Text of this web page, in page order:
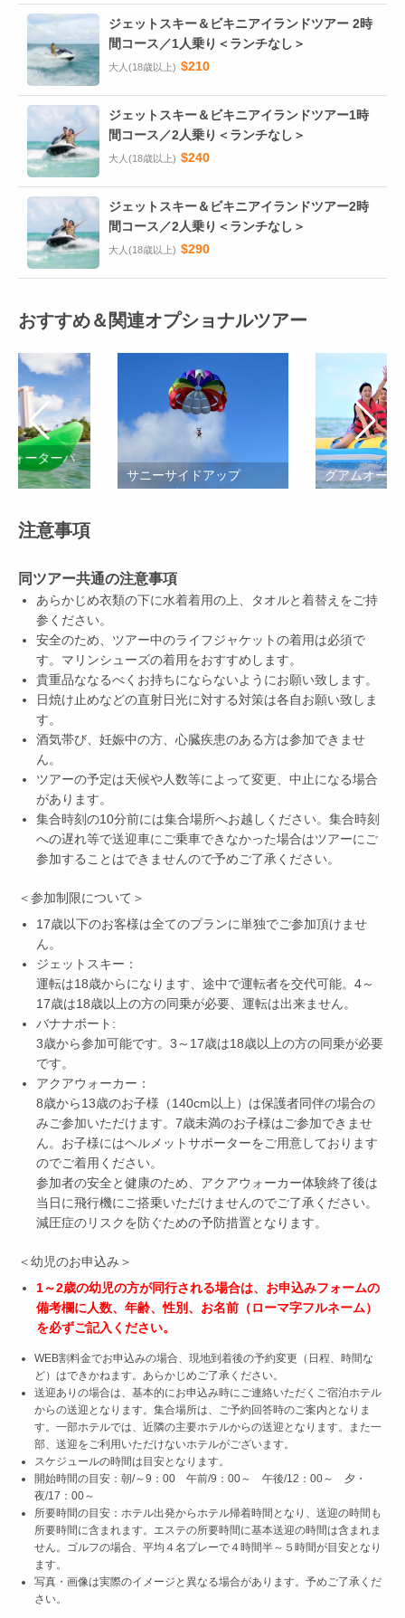
ジェットスキー＆ビキニアイランドツアー 2時
間コース／1人乗り＜ランチなし＞
大人(18歳以上) $210
ジェットスキー＆ビキニアイランドツアー1時
間コース／2人乗り＜ランチなし＞
大人(18歳以上) $240
ジェットスキー＆ビキニアイランドツアー2時
間コース／2人乗り＜ランチなし＞
大人(18歳以上) $290
おすすめ＆関連オプショナルツアー
ォーターパ
サニーサイドアップ
グアムオーシ
注意事項
同ツアー共通の注意事項
あらかじめ衣類の下に水着着用の上、タオルと着替えをご持
参ください。
安全のため、ツアー中のライフジャケットの着用は必須で
す。マリンシューズの着用をおすすめします。
貴重品ななるべくお持ちにならないようにお願い致します。
日焼け止めなどの直射日光に対する対策は各自お願い致しま
す。
酒気帯び、妊娠中の方、心臓疾患のある方は参加できませ
ん。
ツアーの予定は天候や人数等によって変更、中止になる場合
があります。
集合時刻の10分前には集合場所へお越しください。集合時刻
への遅れ等で送迎車にご乗車できなかった場合はツアーにご
参加することはできませんので予めご了承ください。
＜参加制限について＞
17歳以下のお客様は全てのプランに単独でご参加頂けませ
ん。
ジェットスキー：
運転は18歳からになります、途中で運転者を交代可能。4～
17歳は18歳以上の方の同乗が必要、運転は出来ません。
バナナボート:
3歳から参加可能です。3～17歳は18歳以上の方の同乗が必要
です。
アクアウォーカー：
8歳から13歳のお子様（140cm以上）は保護者同伴の場合の
みご参加いただけます。7歳未満のお子様はご参加できませ
ん。お子様にはヘルメットサポーターをご用意しております
のでご着用ください。
参加者の安全と健康のため、アクアウォーカー体験終了後は
当日に飛行機にご搭乗いただけませんのでご了承ください。
減圧症のリスクを防ぐための予防措置となります。
＜幼児のお申込み＞
1～2歳の幼児の方が同行される場合は、お申込みフォームの
備考欄に人数、年齢、性別、お名前（ローマ字フルネーム）
を必ずご記入ください。
WEB割料金でお申込みの場合、現地到着後の予約変更（日程、時間な
ど）はできかねます。あらかじめご了承ください。
送迎ありの場合は、基本的にお申込み時にご連絡いただくご宿泊ホテル
からの送迎となります。集合場所は、ご予約回答時のご案内となりま
す。一部ホテルでは、近隣の主要ホテルからの送迎となります。また一
部、送迎をご利用いただけないホテルがございます。
スケジュールの時間は目安となります。
開始時間の目安：朝/～9：00 午前/9：00～ 午後/12：00～ 夕・
夜/17：00～
所要時間の目安：ホテル出発からホテル帰着時間となり、送迎の時間も
所要時間に含まれます。エステの所要時間に基本送迎の時間は含まれま
せん。ゴルフの場合、平均４名プレーで４時間半～５時間が目安となり
ます。
写真・画像は実際のイメージと異なる場合があります。予めご了承くだ
さい。